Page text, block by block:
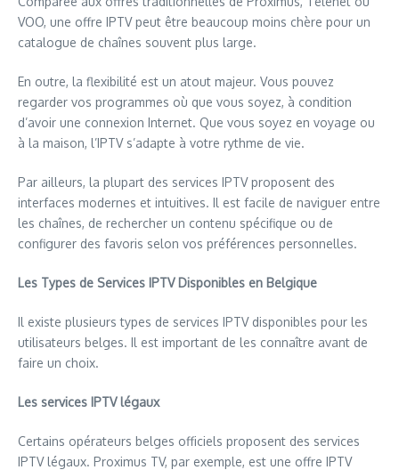
VOO, une offre IPTV peut être beaucoup moins chère pour un
catalogue de chaînes souvent plus large.
En outre, la flexibilité est un atout majeur. Vous pouvez
regarder vos programmes où que vous soyez, à condition
d’avoir une connexion Internet. Que vous soyez en voyage ou
à la maison, l’IPTV s’adapte à votre rythme de vie.
Par ailleurs, la plupart des services IPTV proposent des
interfaces modernes et intuitives. Il est facile de naviguer entre
les chaînes, de rechercher un contenu spécifique ou de
configurer des favoris selon vos préférences personnelles.
Les Types de Services IPTV Disponibles en Belgique
Il existe plusieurs types de services IPTV disponibles pour les
utilisateurs belges. Il est important de les connaître avant de
faire un choix.
Les services IPTV légaux
Certains opérateurs belges officiels proposent des services
IPTV légaux. Proximus TV, par exemple, est une offre IPTV